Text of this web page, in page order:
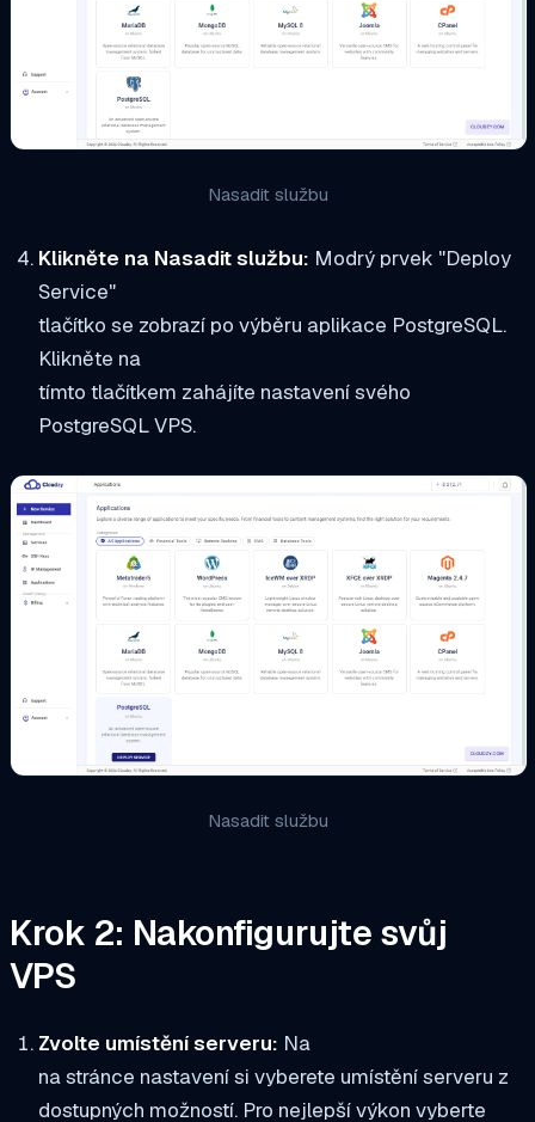
Nasadit službu
Klikněte na Nasadit službu: Modrý prvek "Deploy
Service"
tlačítko se zobrazí po výběru aplikace PostgreSQL.
Klikněte na
tímto tlačítkem zahájíte nastavení svého
PostgreSQL VPS.
Nasadit službu
Krok 2: Nakonfigurujte svůj
VPS
Zvolte umístění serveru: Na
na stránce nastavení si vyberete umístění serveru z
dostupných možností. Pro nejlepší výkon vyberte